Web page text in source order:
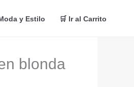
y Estilo 🛒 Ir al Carrito
blonda